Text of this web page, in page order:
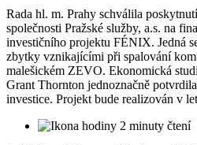
Rada hl. m. Prahy schválila
společnosti Pražské služby, a.s. na
investičního projektu FÉNIX. Jedná
zbytky vznikajícími při spalování
malešickém ZEVO. Ekonomická
Grant Thornton jednoznačně
investice. Projekt bude realizován v
2 minuty čtení